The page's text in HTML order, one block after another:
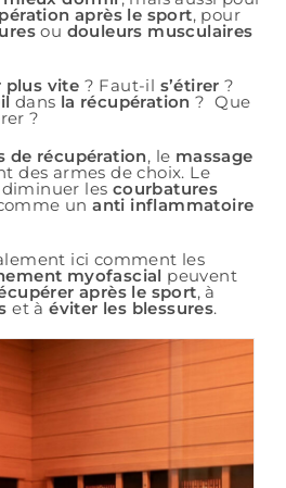
après le sport, pour
ou douleurs musculaires
plus vite ? Faut-il s’étirer ?
dans la récupération ? Que
?
de récupération, le massage
des armes de choix. Le
les courbatures
unanti inflammatoire
ici comment les
myofascial peuvent
après le sport, à
et àéviter les blessures.